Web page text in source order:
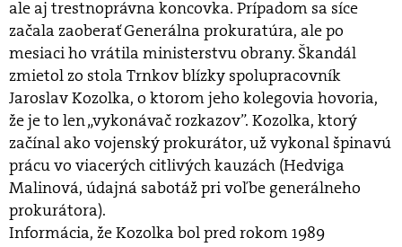
ale aj trestnoprávna koncovka. Prípadom sa síce
začala zaoberať Generálna prokuratúra, ale po
mesiaci ho vrátila ministerstvu obrany. Škandál
zmietol zo stola Trnkov blízky spolupracovník
Jaroslav Kozolka, o ktorom jeho kolegovia hovoria,
že je to len „vykonávač rozkazov”. Kozolka, ktorý
začínal ako vojenský prokurátor, už vykonal špinavú
prácu vo viacerých citlivých kauzách (Hedviga
Malinová, údajná sabotáž pri voľbe generálneho
prokurátora).
Informácia, že Kozolka bol pred rokom 1989